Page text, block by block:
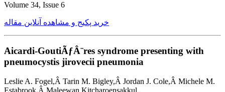
Volume 34, Issue 6
خرید پکیج و مشاهده آنلاین مقاله
Aicardi-GoutiÃƒÂ¨res syndrome presenting with
pneumocystis jirovecii pneumonia
Leslie A. Fogel,Â Tarin M. Bigley,Â Jordan J. Cole,Â Michele M.
Estabrook,Â Maleewan Kitcharoensakkul